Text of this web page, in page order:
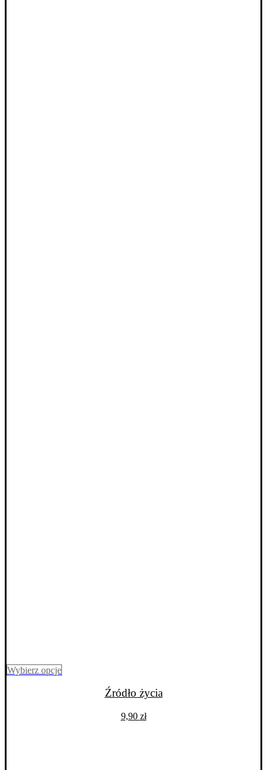
Wybierz opcje
Źródło życia
9,90 zł